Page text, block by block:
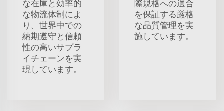
な在庫と効率的
な物流体制によ
り、世界中での
納期遵守と信頼
性の高いサプラ
イチェーンを実
現しています。
際規格への適合
を保証する厳格
な品質管理を実
施しています。